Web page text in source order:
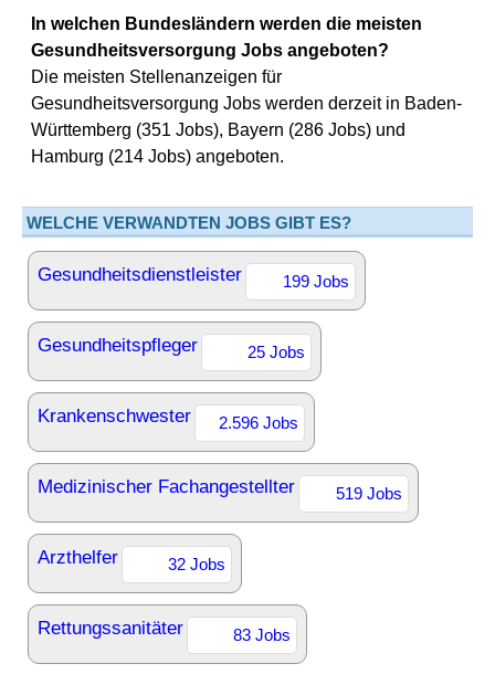
In welchen Bundesländern werden die meisten
Gesundheitsversorgung Jobs angeboten?
Die meisten Stellenanzeigen für
Gesundheitsversorgung Jobs werden derzeit in Baden-
Württemberg (351 Jobs), Bayern (286 Jobs) und
Hamburg (214 Jobs) angeboten.
WELCHE VERWANDTEN JOBS GIBT ES?
Gesundheitsdienstleister 199 Jobs
Gesundheitspfleger 25 Jobs
Krankenschwester 2.596 Jobs
Medizinischer Fachangestellter 519 Jobs
Arzthelfer 32 Jobs
Rettungssanitäter 83 Jobs